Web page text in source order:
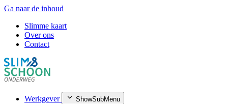
Ga naar de inhoud
Slimme kaart
Over ons
Contact
Werkgever ShowSubMenu